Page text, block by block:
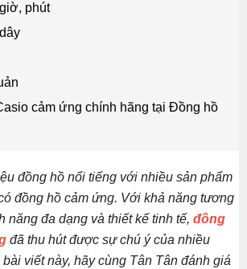
phút
cảm ứng chính hãng tại Đồng hồ
đồng hồ nổi tiếng với nhiều sản phẩm
đồng hồ cảm ứng. Với khả năng tương
năng đa dạng và thiết kế tinh tế, đồng
đã thu hút được sự chú ý của nhiều
viết này, hãy cùng Tân Tân đánh giá